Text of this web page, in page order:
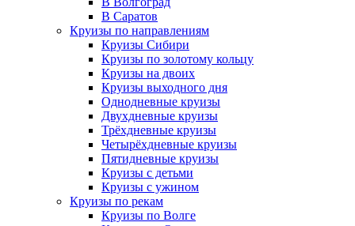
В Саратов
Круизы по направлениям
Круизы Сибири
Круизы по золотому кольцу
Круизы на двоих
Круизы выходного дня
Однодневные круизы
Двухдневные круизы
Трёхдневные круизы
Четырёхдневные круизы
Пятидневные круизы
Круизы с детьми
Круизы с ужином
Круизы по рекам
Круизы по Волге